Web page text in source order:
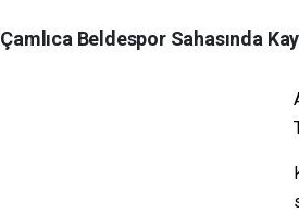
Çamlıca Beldespor Sahasında